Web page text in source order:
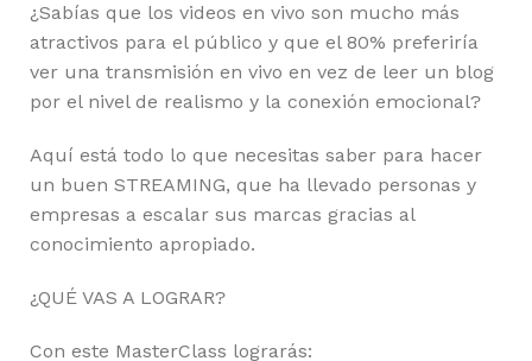
¿Sabías que los videos en vivo son mucho más
atractivos para el público y que el 80% preferiría
ver una transmisión en vivo en vez de leer un blog
por el nivel de realismo y la conexión emocional?
Aquí está todo lo que necesitas saber para hacer
un buen STREAMING, que ha llevado personas y
empresas a escalar sus marcas gracias al
conocimiento apropiado.
¿QUÉ VAS A LOGRAR?
Con este MasterClass lograrás: